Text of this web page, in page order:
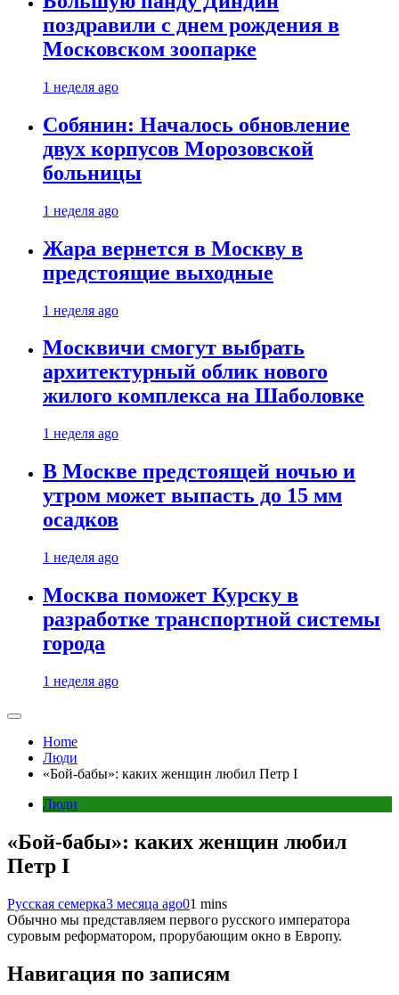
поздравили с днем рождения в
Московском зоопарке
1 неделя ago
Собянин: Началось обновление
двух корпусов Морозовской
больницы
1 неделя ago
Жара вернется в Москву в
предстоящие выходные
1 неделя ago
Москвичи смогут выбрать
архитектурный облик нового
жилого комплекса на Шаболовке
1 неделя ago
В Москве предстоящей ночью и
утром может выпасть до 15 мм
осадков
1 неделя ago
Москва поможет Курску в
разработке транспортной системы
города
1 неделя ago
Home
Люди
«Бой-бабы»: каких женщин любил Петр I
Люди
«Бой-бабы»: каких женщин любил
Петр I
Русская семерка3 месяца ago01 mins
Обычно мы представляем первого русского императора
суровым реформатором, прорубающим окно в Европу.
Навигация по записям